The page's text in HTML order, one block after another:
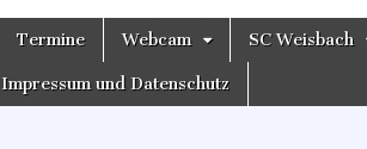
Termine Webcam SC Weisbach
Impressum und Datenschutz